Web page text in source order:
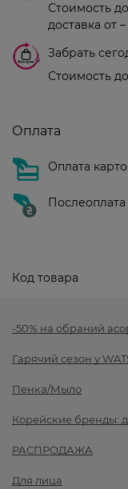
Стоимость
доставка от
Забрать
Стоимость
Оплата
Оплата
Послеоплата
Код товара
-50% на обраний
Гарячий сезон у
Пенка/Мыло
Корейские бренды:
РАСПРОДАЖА
Для лица